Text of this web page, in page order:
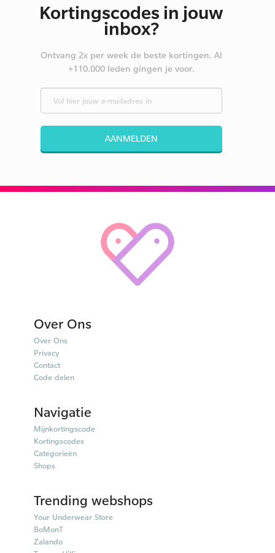
Kortingscodes in jouw
inbox?
Ontvang 2x per week de beste kortingen. Al
+110.000 leden gingen je voor.
AANMELDEN
Over Ons
Over Ons
Privacy
Contact
Code delen
Navigatie
Mijnkortingscode
Kortingscodes
Categorieën
Shops
Trending webshops
Your Underwear Store
BoMonT
Zalando